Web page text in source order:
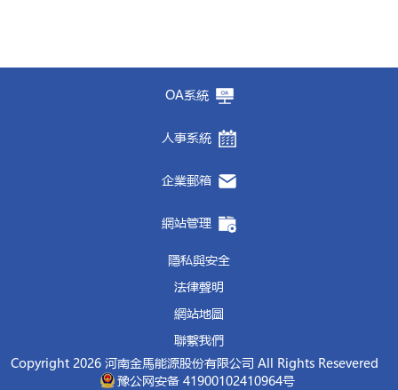
OA系統
人事系統
企業郵箱
網站管理
隱私與安全
法律聲明
網站地圖
聯繫我們
Copyright 2026 河南金馬能源股份有限公司 All Rights Resevered
豫公网安备 41900102410964号